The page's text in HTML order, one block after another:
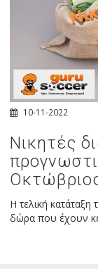
10-11-2022
Νικητές
Η τελική
δώρα που έχουν